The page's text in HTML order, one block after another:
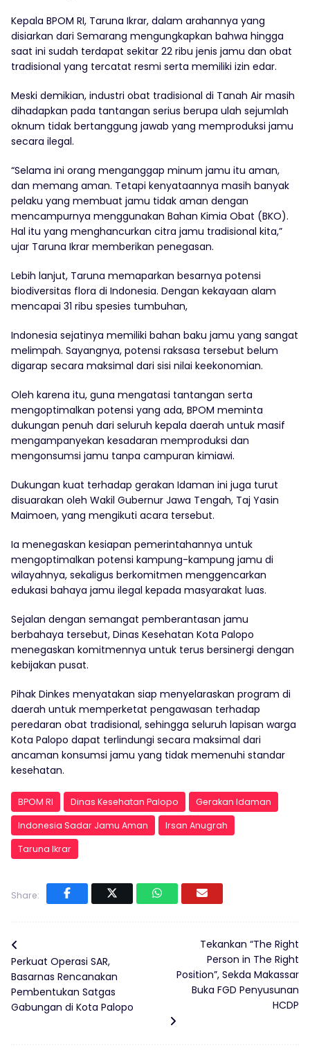
Kepala BPOM RI, Taruna Ikrar, dalam arahannya yang
disiarkan dari Semarang mengungkapkan bahwa hingga
saat ini sudah terdapat sekitar 22 ribu jenis jamu dan obat
tradisional yang tercatat resmi serta memiliki izin edar.
Meski demikian, industri obat tradisional di Tanah Air masih
dihadapkan pada tantangan serius berupa ulah sejumlah
oknum tidak bertanggung jawab yang memproduksi jamu
secara ilegal.
“Selama ini orang menganggap minum jamu itu aman,
dan memang aman. Tetapi kenyataannya masih banyak
pelaku yang membuat jamu tidak aman dengan
mencampurnya menggunakan Bahan Kimia Obat (BKO).
Hal itu yang menghancurkan citra jamu tradisional kita,”
ujar Taruna Ikrar memberikan penegasan.
Lebih lanjut, Taruna memaparkan besarnya potensi
biodiversitas flora di Indonesia. Dengan kekayaan alam
mencapai 31 ribu spesies tumbuhan,
Indonesia sejatinya memiliki bahan baku jamu yang sangat
melimpah. Sayangnya, potensi raksasa tersebut belum
digarap secara maksimal dari sisi nilai keekonomian.
Oleh karena itu, guna mengatasi tantangan serta
mengoptimalkan potensi yang ada, BPOM meminta
dukungan penuh dari seluruh kepala daerah untuk masif
mengampanyekan kesadaran memproduksi dan
mengonsumsi jamu tanpa campuran kimiawi.
Dukungan kuat terhadap gerakan Idaman ini juga turut
disuarakan oleh Wakil Gubernur Jawa Tengah, Taj Yasin
Maimoen, yang mengikuti acara tersebut.
Ia menegaskan kesiapan pemerintahannya untuk
mengoptimalkan potensi kampung-kampung jamu di
wilayahnya, sekaligus berkomitmen menggencarkan
edukasi bahaya jamu ilegal kepada masyarakat luas.
Sejalan dengan semangat pemberantasan jamu
berbahaya tersebut, Dinas Kesehatan Kota Palopo
menegaskan komitmennya untuk terus bersinergi dengan
kebijakan pusat.
Pihak Dinkes menyatakan siap menyelaraskan program di
daerah untuk memperketat pengawasan terhadap
peredaran obat tradisional, sehingga seluruh lapisan warga
Kota Palopo dapat terlindungi secara maksimal dari
ancaman konsumsi jamu yang tidak memenuhi standar
kesehatan.
BPOM RI Dinas Kesehatan Palopo
Gerakan Idaman
Indonesia Sadar Jamu Aman
Irsan Anugrah
Taruna Ikrar
Share:
Perkuat Operasi SAR,
Basarnas Rencanakan
Pembentukan Satgas
Gabungan di Kota Palopo
Tekankan “The Right
Person in The Right
Position”, Sekda Makassar
Buka FGD Penyusunan
HCDP